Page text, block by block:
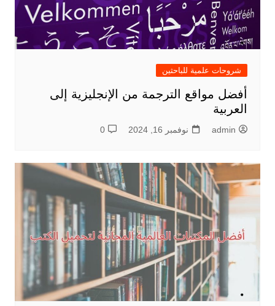
شروحات علمية للباحثين
أفضل مواقع الترجمة من الإنجليزية إلى
العربية
admin نوفمبر 16, 2024 0